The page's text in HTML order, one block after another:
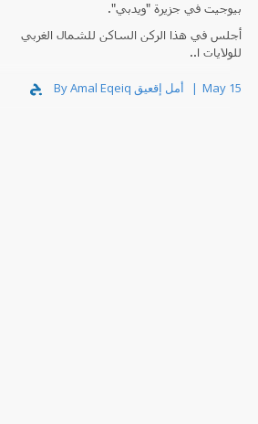
بيوجيت في جزيرة "ويدبي".
أجلس في هذا الركن الساكن للشمال الغربي
للولايات ا..
May 15